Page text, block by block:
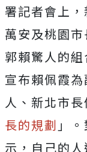
署記者會上
萬安及桃園
郭賴驚人的
宣布賴佩霞
人、新北市
長的規劃 」
示，自己的